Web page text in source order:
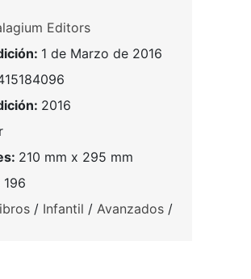
Editors
1 de Marzo de 2016
2016
210 mm x 295 mm
196
/ Infantil / Avanzados /